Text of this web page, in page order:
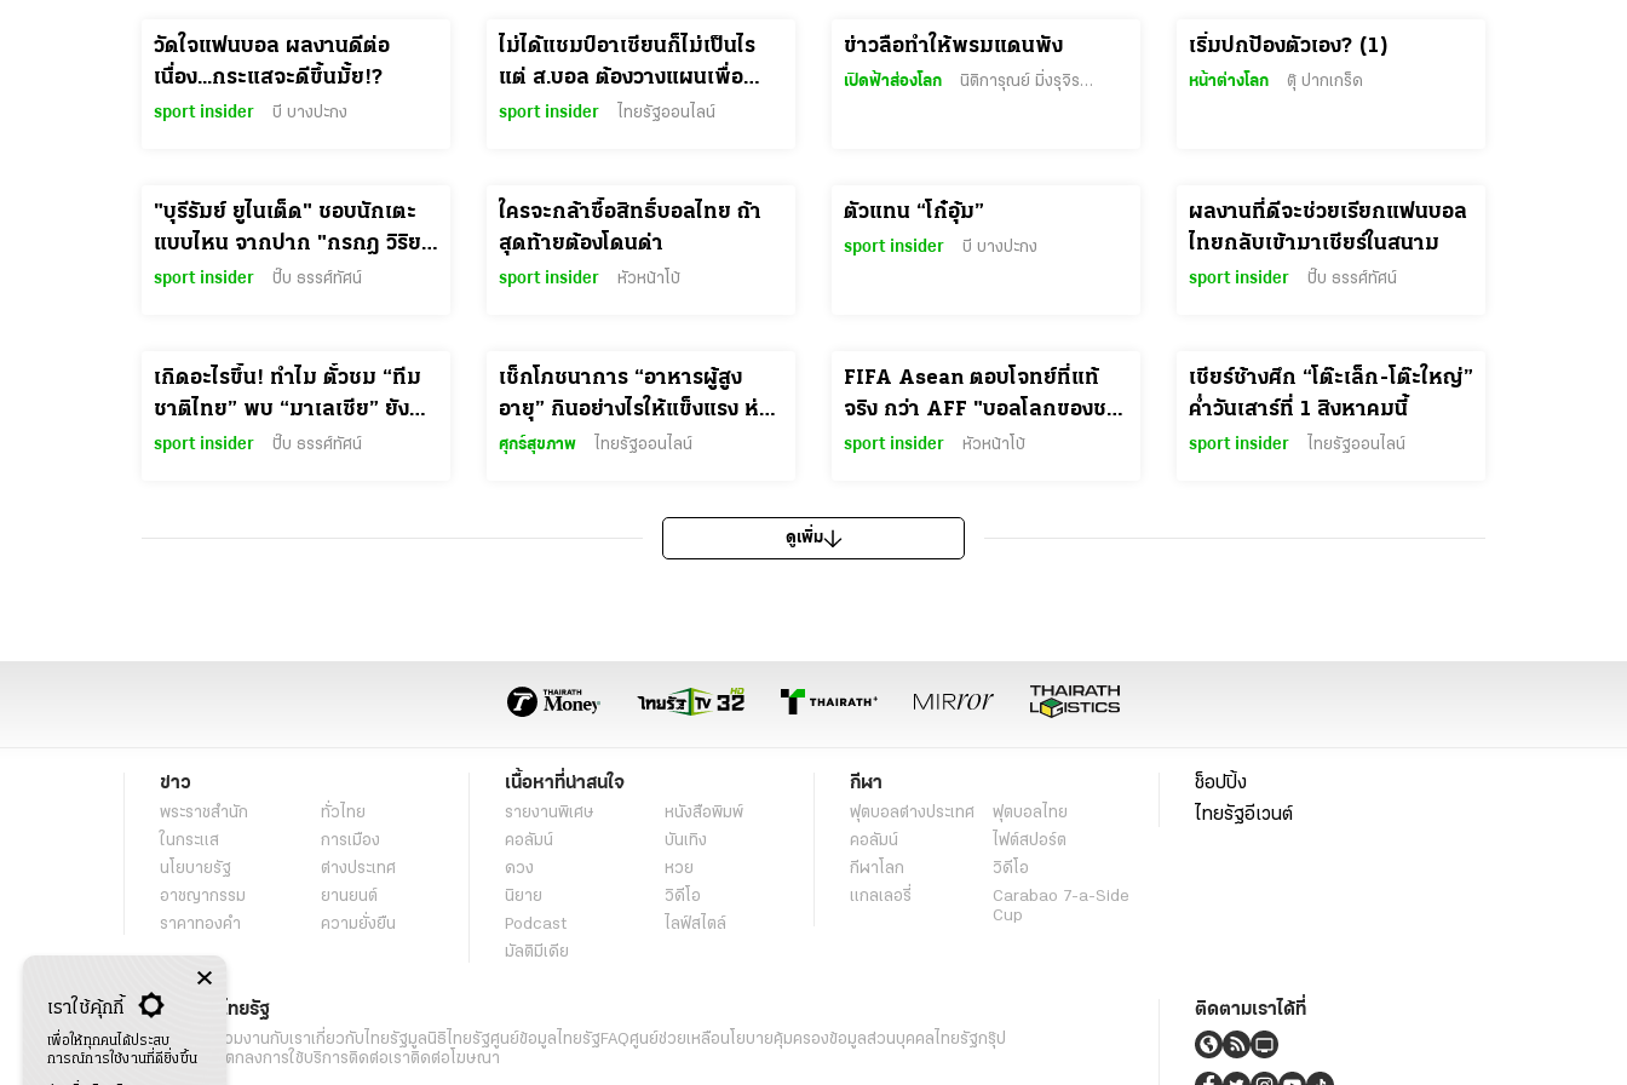
วัดใจแฟนบอล ผลงานดีต่อ
เนื่อง...กระแสจะดีขึ้นมั้ย!?
sport insider บี บางปะกง
ไม่ได้แชมป์อาเซียนก็ไม่เป็นไร
แต่ ส.บอล ต้องวางแผนเพื่อ
(ไป) ฟุตบอลโลก 2030 ได้แล้ว
sport insider ไทยรัฐออนไลน์
ข่าวลือทำให้พรมแดนพัง
เปิดฟ้าส่องโลก นิติการุณย์ มิ่งรุจิราลัย
เริ่มปกป้องตัวเอง? (1)
หน้าต่างโลก ตุ๊ ปากเกร็ด
"บุรีรัมย์ ยูไนเต็ด" ชอบนักเตะ
แบบไหน จากปาก "กรกฎ วิริยอุ
ดมศิริ" อดีตแบ็กซ้าย "ปราสาท
sport insider ปั๊บ ธรรศ์ทัศน์
ใครจะกล้าซื้อสิทธิ์บอลไทย ถ้า
สุดท้ายต้องโดนด่า
sport insider หัวหน้าโบ้
ตัวแทน “โก๋อุ้ม”
sport insider บี บางปะกง
ผลงานที่ดีจะช่วยเรียกแฟนบอล
ไทยกลับเข้ามาเชียร์ในสนาม
sport insider ปั๊บ ธรรศ์ทัศน์
เกิดอะไรขึ้น! ทำไม ตั๋วชม “ทีม
ชาติไทย” พบ “มาเลเซีย” ยัง
เหลือทุกโซน
sport insider ปั๊บ ธรรศ์ทัศน์
เช็กโภชนาการ “อาหารผู้สูง
อายุ” กินอย่างไรให้แข็งแรง ห่าง
ไกลโรค
ศุกร์สุขภาพ ไทยรัฐออนไลน์
FIFA Asean ตอบโจทย์ที่แท้
จริง กว่า AFF "บอลโลกของชาว
อาเซียน" จริงไหม?
sport insider หัวหน้าโบ้
เชียร์ช้างศึก “โต๊ะเล็ก-โต๊ะใหญ่”
ค่ำวันเสาร์ที่ 1 สิงหาคมนี้
sport insider ไทยรัฐออนไลน์
ดูเพิ่ม
ข่าว
พระราชสำนัก
ทั่วไทย
ในกระแส
การเมือง
นโยบายรัฐ
ต่างประเทศ
อาชญากรรม
ยานยนต์
ราคาทองคำ
ความยั่งยืน
เนื้อหาที่น่าสนใจ
รายงานพิเศษ
หนังสือพิมพ์
คอลัมน์
บันเทิง
ดวง
หวย
นิยาย
วิดีโอ
Podcast
ไลฟ์สไตล์
มัลติมีเดีย
กีฬา
ฟุตบอลต่่างประเทศ
ฟุตบอลไทย
คอลัมน์
ไฟต์สปอร์ต
กีฬาโลก
วิดีโอ
แกลเลอรี่
Carabao 7-a-Side
Cup
ช็อปปิ้ง
ไทยรัฐอีเวนต์
เกี่ยวกับไทยรัฐ
กิจกรรม ร่วมงานกับเราเกี่ยวกับไทยรัฐมูลนิธิไทยรัฐศูนย์ข้อมูลไทยรัฐ FAQศูนย์ช่วยเหลือนโยบายคุ้มครองข้อมูลส่วนบุคคลไทยรัฐกรุ๊ป
เงื่อนไขข้อตกลงการใช้บริการติดต่อเราติดต่อโฆษณา
ติดตามเราได้ที่
เราใช้คุ้กกี้
เพื่อให้ทุกคนได้ประสบ
การณ์การใช้งานที่ดียิ่งขึ้น